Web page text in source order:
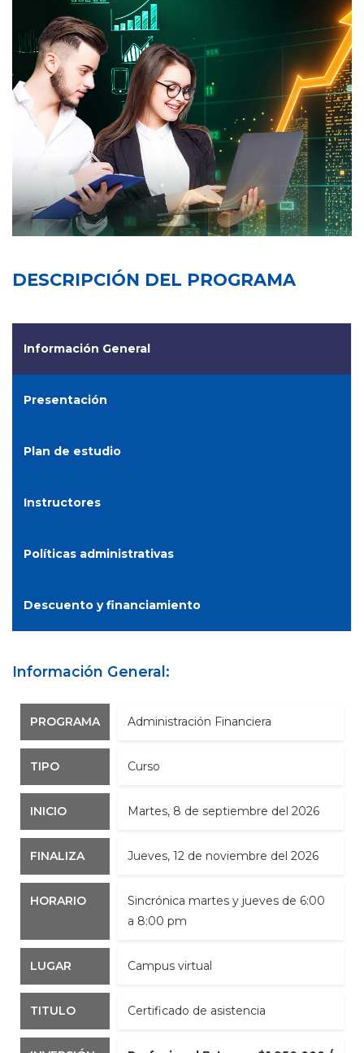
DESCRIPCIÓN DEL PROGRAMA
Información General
Presentación
Plan de estudio
Instructores
Políticas administrativas
Descuento y financiamiento
Información General:
PROGRAMA ​​​​Administración Financiera​​​
TIPO Curso
INICIO martes, 8 de septiembre del 2026
FINALIZA jueves, 12 de noviembre del 2026
HORARIO
Sincrónica martes y jueves de 6:00
a 8:00 pm​
LUGAR Campus virtual
TITULO Certificado de asistencia